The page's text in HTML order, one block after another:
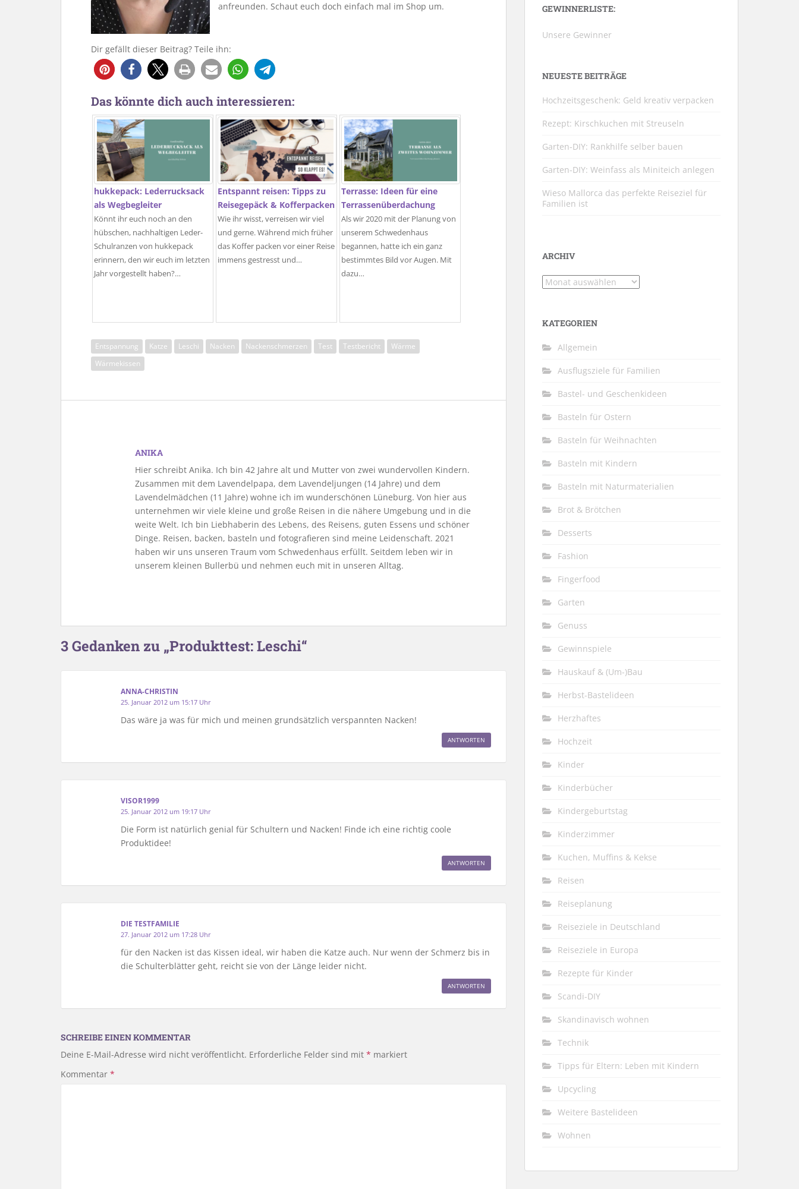
anfreunden. Schaut euch doch einfach mal im Shop um.
Dir gefällt dieser Beitrag? Teile ihn:
2
Das könnte dich auch interessieren:
hukkepack: Lederrucksack
als Wegbegleiter
Könnt ihr euch noch an den
hübschen, nachhaltigen Leder-
Schulranzen von hukkepack
erinnern, den wir euch im letzten
Jahr vorgestellt haben?…
Entspannt reisen: Tipps zu
Reisegepäck & Kofferpacken
Wie ihr wisst, verreisen wir viel
und gerne. Während mich früher
das Koffer packen vor einer Reise
immens gestresst und…
Terrasse: Ideen für eine
Terrassenüberdachung
Als wir 2020 mit der Planung von
unserem Schwedenhaus
begannen, hatte ich ein ganz
bestimmtes Bild vor Augen. Mit
dazu…
Entspannung Katze Leschi Nacken Nackenschmerzen Test Testbericht
Wärme
Wärmekissen
ANIKA
Hier schreibt Anika. Ich bin 42 Jahre alt und Mutter von zwei wundervollen Kindern.
Zusammen mit dem Lavendelpapa, dem Lavendeljungen (14 Jahre) und dem
Lavendelmädchen (11 Jahre) wohne ich im wunderschönen Lüneburg. Von hier aus
unternehmen wir viele kleine und große Reisen in die nähere Umgebung und in die
weite Welt. Ich bin Liebhaberin des Lebens, des Reisens, guten Essens und schöner
Dinge. Reisen, backen, basteln und fotografieren sind meine Leidenschaft. 2021
haben wir uns unseren Traum vom Schwedenhaus erfüllt. Seitdem leben wir in
unserem kleinen Bullerbü und nehmen euch mit in unseren Alltag.
3 Gedanken zu „Produkttest: Leschi“
ANNA-CHRISTIN
25. Januar 2012 um 15:17 Uhr
Das wäre ja was für mich und meinen grundsätzlich verspannten Nacken!
ANTWORTEN
VISOR1999
25. Januar 2012 um 19:17 Uhr
Die Form ist natürlich genial für Schultern und Nacken! Finde ich eine richtig coole
Produktidee!
ANTWORTEN
DIE TESTFAMILIE
27. Januar 2012 um 17:28 Uhr
für den Nacken ist das Kissen ideal, wir haben die Katze auch. Nur wenn der Schmerz bis in
die Schulterblätter geht, reicht sie von der Länge leider nicht.
ANTWORTEN
SCHREIBE EINEN KOMMENTAR
Deine E-Mail-Adresse wird nicht veröffentlicht. Erforderliche Felder sind mit * markiert
Kommentar *
GEWINNERLISTE:
Unsere Gewinner
NEUESTE BEITRÄGE
Hochzeitsgeschenk: Geld kreativ verpacken
Rezept: Kirschkuchen mit Streuseln
Garten-DIY: Rankhilfe selber bauen
Garten-DIY: Weinfass als Miniteich anlegen
Wieso Mallorca das perfekte Reiseziel für
Familien ist
ARCHIV
Archiv
KATEGORIEN
Allgemein
Ausflugsziele für Familien
Bastel- und Geschenkideen
Basteln für Ostern
Basteln für Weihnachten
Basteln mit Kindern
Basteln mit Naturmaterialien
Brot & Brötchen
Desserts
Fashion
Fingerfood
Garten
Genuss
Gewinnspiele
Hauskauf & (Um-)Bau
Herbst-Bastelideen
Herzhaftes
Hochzeit
Kinder
Kinderbücher
Kindergeburtstag
Kinderzimmer
Kuchen, Muffins & Kekse
Reisen
Reiseplanung
Reiseziele in Deutschland
Reiseziele in Europa
Rezepte für Kinder
Scandi-DIY
Skandinavisch wohnen
Technik
Tipps für Eltern: Leben mit Kindern
Upcycling
Weitere Bastelideen
Wohnen